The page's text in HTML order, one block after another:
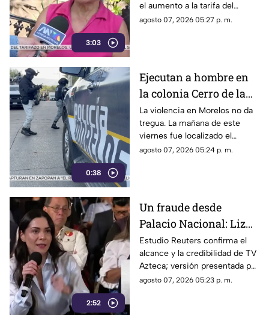
3:03
el aumento a la tarifa del
transporte público. Un mes,
al interior de las unidades.
agosto 07, 2026 05:27 p. m.
0:38
Ejecutan a hombre en
la colonia Cerro de la
Corona
La violencia en Morelos no da
tregua. La mañana de este
viernes fue localizado el
cuerpo de un hombre con
agosto 07, 2026 05:24 p. m.
2:52
Un fraude desde
Palacio Nacional: Liz
Vilchis intentó
desvirtuar estudio de
Reuters sobre la
credibilidad de TV
Estudio Reuters confirma el
alcance y la credibilidad de TV
Azteca; versión presentada por
Liz Vilchis fue cuestionada al
agosto 07, 2026 05:23 p. m.